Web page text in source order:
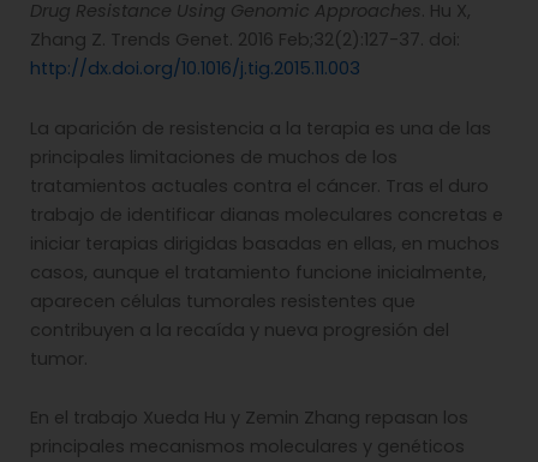
Drug Resistance Using Genomic Approaches. Hu X,
Zhang Z. Trends Genet. 2016 Feb;32(2):127-37. doi:
http://dx.doi.org/10.1016/j.tig.2015.11.003
La aparición de resistencia a la terapia es una de las
principales limitaciones de muchos de los
tratamientos actuales contra el cáncer. Tras el duro
trabajo de identificar dianas moleculares concretas e
iniciar terapias dirigidas basadas en ellas, en muchos
casos, aunque el tratamiento funcione inicialmente,
aparecen células tumorales resistentes que
contribuyen a la recaída y nueva progresión del
tumor.
En el trabajo Xueda Hu y Zemin Zhang repasan los
principales mecanismos moleculares y genéticos